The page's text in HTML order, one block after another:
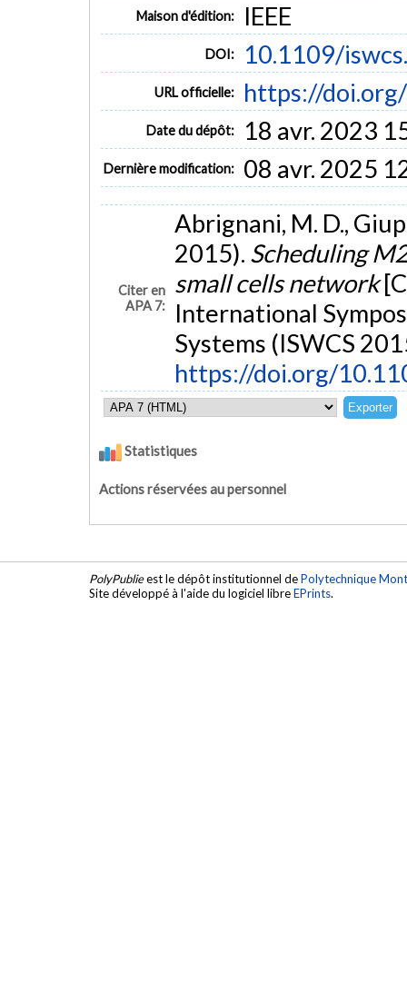
Maison d'édition: IEEE
DOI: 10.1109/
URL officielle: https://
Date du dépôt: 18 avr. 2023
Dernière modification: 08 avr. 2025
Citer en
APA 7:
Abrignani, M. D.,
2015). Scheduling
small cells network
International
Systems (ISWCS
https://doi.org/
Statistiques
Actions réservées au personnel
PolyPublieest le dépôt institutionnel dePolytechnique
Site développé à l'aide du logiciel libreEPrints.